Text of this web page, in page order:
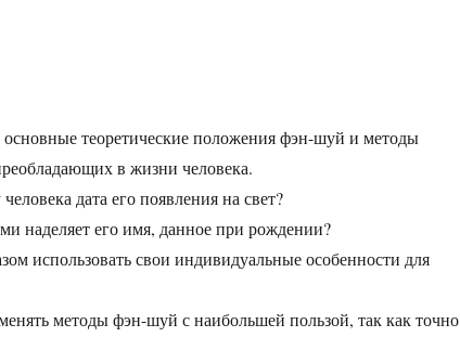
теоретические положения фэн-шуй и методы
в жизни человека.
дата его появления на свет?
наделяет его имя, данное при рождении?
использовать свои индивидуальные особенности для
методы фэн-шуй с наибольшей пользой, так как точно